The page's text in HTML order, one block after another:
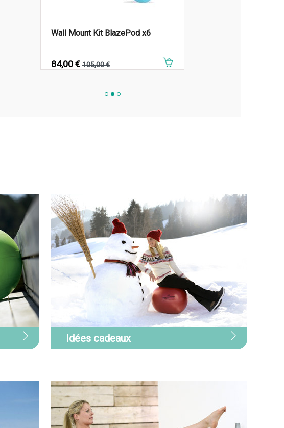
Wall Mount Kit BlazePod x6
Prix
84,00 € Prix de base
105,00 €
Idées cadeaux
cadeau parfait pour vos amis et votre
famille, tout en vous offrant la
meilleure qualité à un prix abordable.
Idées cadeaux